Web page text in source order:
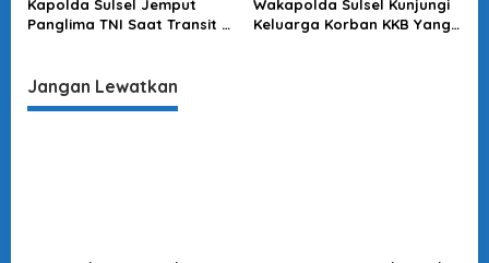
Kapolda Sulsel Jemput
Panglima TNI Saat Transit Di
Wakapolda Sulsel Kunjungi
Keluarga Korban KKB Yang
Jangan Lewatkan